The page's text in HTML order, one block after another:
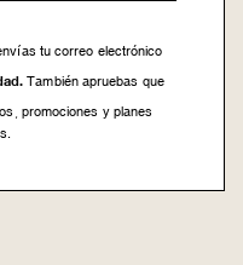
tu correo electrónico
También apruebas que
promociones y planes